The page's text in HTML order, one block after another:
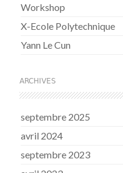
Workshop
X-Ecole Polytechnique
Yann Le Cun
ARCHIVES
septembre 2025
avril 2024
septembre 2023